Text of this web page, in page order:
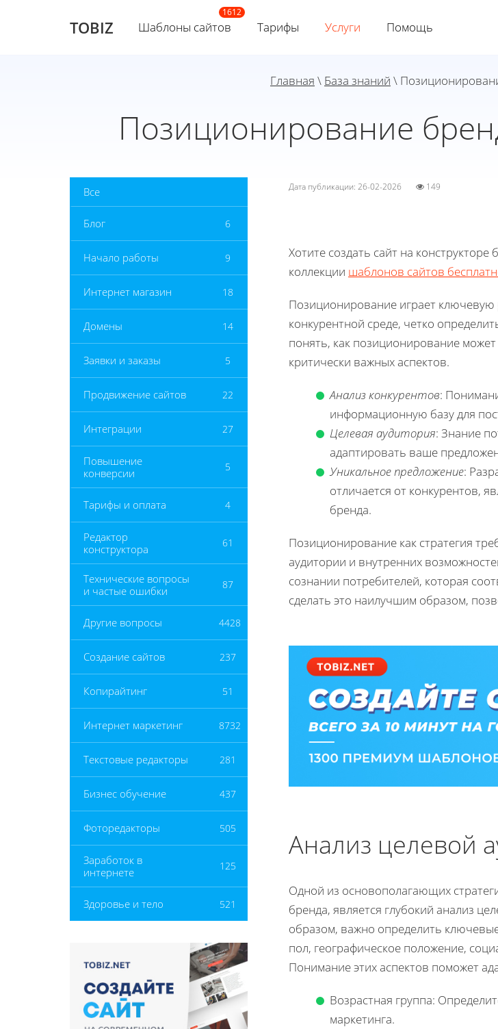
TOBIZ Шаблоны сайтов Тарифы Услуги Помощь
Главная \ База знаний \
Позиционирование
Все
Блог 6
Начало работы 9
Интернет магазин 18
Домены 14
Заявки и заказы 5
Продвижение сайтов 22
Интеграции 27
Повышение
конверсии
5
Тарифы и оплата 4
Редактор
конструктора
61
Технические вопросы
и частые ошибки
87
Другие вопросы 4428
Создание сайтов 237
Копирайтинг 51
Интернет маркетинг 8732
Текстовые редакторы 281
Бизнес обучение 437
Фоторедакторы 505
Заработок в
интернете
125
Здоровье и тело 521
Дата публикации: 26-02-2026 149
Хотите создать сайт на
коллекции шаблонов сайтов
Позиционирование играет ключевую
конкурентной среде, четко
понять, как позиционирование
критически важных аспектов.
Анализ конкурентов:
информационную базу для
Целевая аудитория: Знание
адаптировать ваше
Уникальное предложение:
отличается от конкурентов,
бренда.
Позиционирование как стратегия
аудитории и внутренних
сознании потребителей, которая
сделать это наилучшим образом,
Анализ целевой
Одной из основополагающих
бренда, является глубокий анализ
образом, важно определить
пол, географическое положение,
Понимание этих аспектов поможет
Возрастная группа:
маркетинга.